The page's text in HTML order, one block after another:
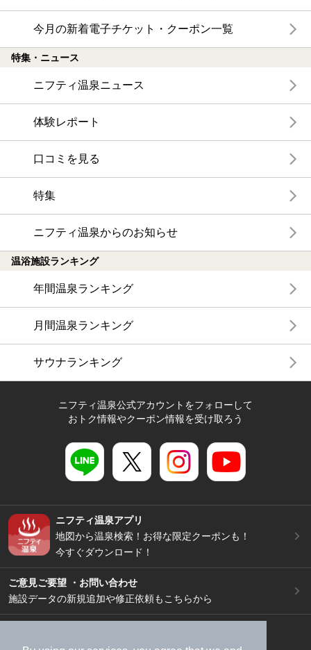
今月の新着電子チケット・クーポン一覧
特集・ニュース
ニフティ温泉ニュース
体験レポート
口コミを見る
特集
ニフティ温泉からのお知らせ
温浴施設ランキング
年間温泉ランキング
月間温泉ランキング
サウナランキング
ニフティ温泉公式アカウントをフォローして
おトク情報やクーポン情報を受け取ろう
ニフティ温泉アプリ
地図から温泉検索！お得な限定クーポンも！
今すぐダウンロード！
ご意見ご要望 ・お問い合わせ
施設データの新規追加や修正依頼もこちらから